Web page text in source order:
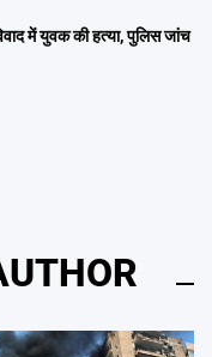
में युवक की हत्या, पुलिस जांच